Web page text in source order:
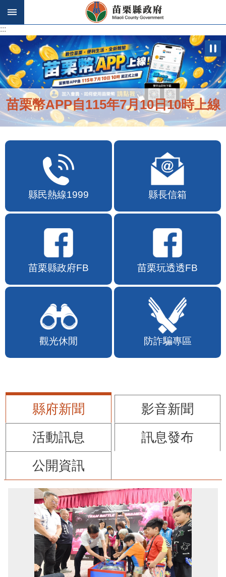
跳到主要內容區塊
:::
苗栗幣APP自115年7月10日10時上線
縣民熱線1999 縣長信箱
苗栗縣政府FB 苗栗玩透透FB
觀光休閒 防詐騙專區
縣府新聞
影音新聞
活動訊息
訊息發布
公開資訊